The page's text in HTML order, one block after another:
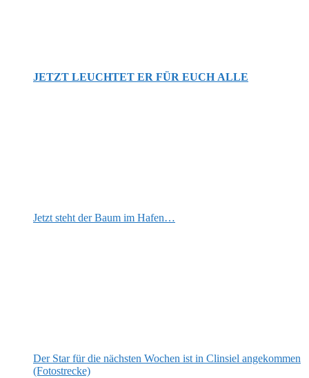
JETZT LEUCHTET ER FÜR EUCH ALLE
Jetzt steht der Baum im Hafen…
Der Star für die nächsten Wochen ist in Clinsiel angekommen
(Fotostrecke)